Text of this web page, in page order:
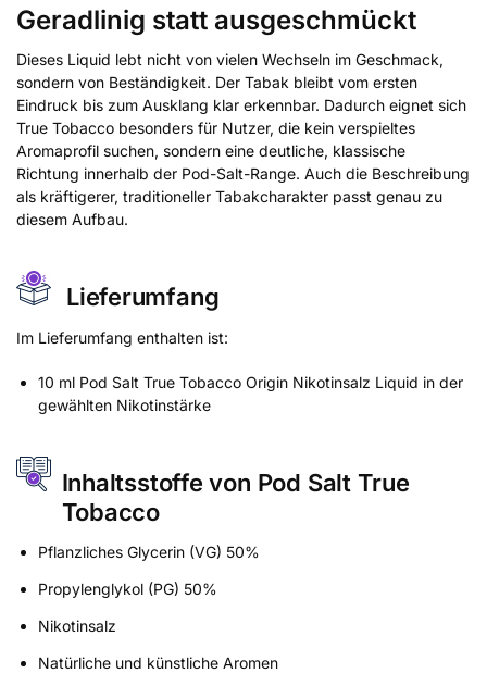
Geradlinig statt ausgeschmückt
Dieses Liquid lebt nicht von vielen Wechseln im Geschmack,
sondern von Beständigkeit. Der Tabak bleibt vom ersten
Eindruck bis zum Ausklang klar erkennbar. Dadurch eignet sich
True Tobacco besonders für Nutzer, die kein verspieltes
Aromaprofil suchen, sondern eine deutliche, klassische
Richtung innerhalb der Pod-Salt-Range. Auch die Beschreibung
als kräftigerer, traditioneller Tabakcharakter passt genau zu
diesem Aufbau.
Lieferumfang
Im Lieferumfang enthalten ist:
10 ml Pod Salt True Tobacco Origin Nikotinsalz Liquid in der
gewählten Nikotinstärke
Inhaltsstoffe von Pod Salt True
Tobacco
Pflanzliches Glycerin (VG) 50%
Propylenglykol (PG) 50%
Nikotinsalz
Natürliche und künstliche Aromen